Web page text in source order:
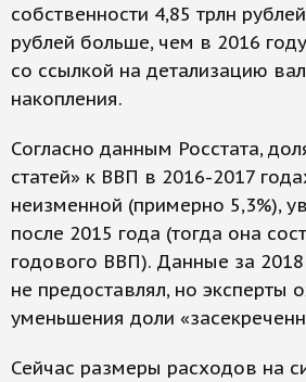
собственности 4,85 трлн
рублей больше, чем в 2016
со ссылкой на детализацию
накопления.
Согласно данным Росстата,
статей» к ВВП в 2016-2017
неизменной (примерно 5,3%),
после 2015 года (тогда она
годового ВВП). Данные за 2018
не предоставлял, но эксперты
уменьшения доли
Сейчас размеры расходов на